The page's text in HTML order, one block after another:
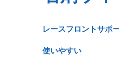
レースフロントサポ
使いやすい